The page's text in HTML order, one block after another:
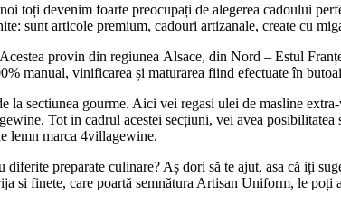
toți devenim foarte preocupați de alegerea cadoului
sunt articole premium, cadouri artizanale, create cu
provin din regiunea Alsace, din Nord – Estul
manual, vinificarea și maturarea fiind efectuate în
sectiunea gourme. Aici vei regasi ulei de masline
Tot in cadrul acestei secțiuni, vei avea
lemn marca 4villagewine.
preparate culinare? Aș dori să te ajut, asa că iți
si finete, care poartă semnătura Artisan Uniform, le poți